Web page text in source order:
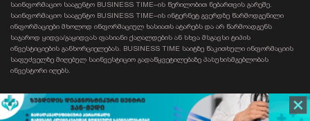
საინფორმაციო სააგენტო BUSINESS TIME–ის წერილობით ნებართვის გარეშე.
საინფორმაციო სააგენტო BUSINESS TIME–ის ინტერნეტ გვერდზე წარმოდგენილი
ინფორმაციები მხოლოდ ინფორმაციულ ხასიათს ატარებს და არ წარმოადგენს
საჯაროდ ყიდვა/გაყიდვას ფასიანი ქაღალდების ან სხვა მსგავსი ტიპის
ინვესტიციების განხორციელებას. BUSINESS TIME საიტზე წაკითხული ინფორმაციის
საფუძველზე მიღებულ საინვესტიციო გადაწყვეტილებაზე პასუხისმგებლობას
ინვესტორი იღებს.
Contact email: businesstime.ge@gmail.com